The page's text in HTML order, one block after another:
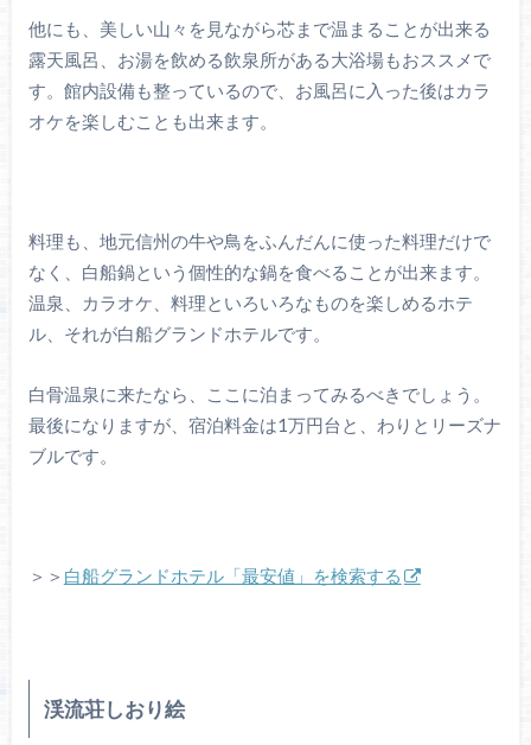
他にも、美しい山々を見ながら芯まで温まることが出来る
露天風呂、お湯を飲める飲泉所がある大浴場もおススメで
す。館内設備も整っているので、お風呂に入った後はカラ
オケを楽しむことも出来ます。
料理も、地元信州の牛や鳥をふんだんに使った料理だけで
なく、白船鍋という個性的な鍋を食べることが出来ます。
温泉、カラオケ、料理といろいろなものを楽しめるホテ
ル、それが白船グランドホテルです。
白骨温泉に来たなら、ここに泊まってみるべきでしょう。
最後になりますが、宿泊料金は1万円台と、わりとリーズナ
ブルです。
＞＞ 白船グランドホテル「最安値」を検索する
渓流荘しおり絵